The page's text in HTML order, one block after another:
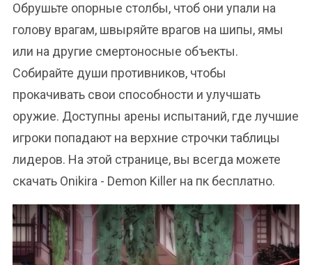
Обрушьте опорные столбы, чтоб они упали на
голову врагам, швыряйте врагов на шипы, ямы
или на другие смертоносные объекты.
Собирайте души противников, чтобы
прокачивать свои способности и улучшать
оружие. Доступны арены испытаний, где лучшие
игроки попадают на верхние строчки таблицы
лидеров. На этой странице, вы всегда можете
скачать Onikira - Demon Killer на пк бесплатно.